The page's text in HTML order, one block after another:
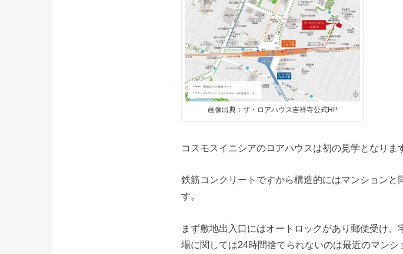
画像出典：ザ・ロアハウス吉祥寺公式HP
コスモスイニシアのロアハウスは初の見学となりま
鉄筋コンクリートですから構造的にはマンションと
す。
まず敷地出入口にはオートロックがあり郵便受け
場に関しては24時間捨てられないのは最近のマン